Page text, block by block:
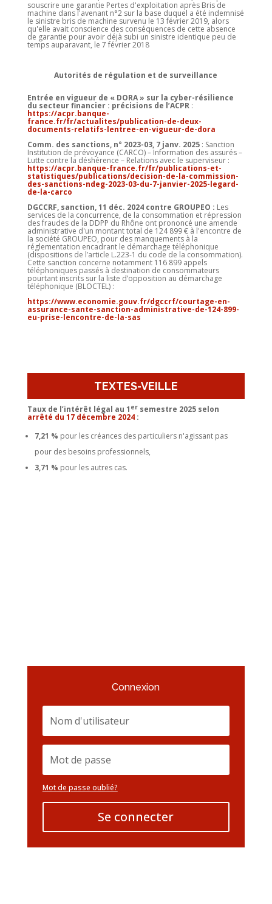
souscrire une garantie Pertes d'exploitation après Bris de
machine dans l'avenant n°2 sur la base duquel a été indemnisé
le sinistre bris de machine survenu le 13 février 2019, alors
qu'elle avait conscience des conséquences de cette absence
de garantie pour avoir déjà subi un sinistre identique peu de
temps auparavant, le 7 février 2018
Autorités de régulation et de surveillance
Entrée en vigueur de « DORA » sur la cyber-résilience
du secteur financier : précisions de l’ACPR:
https://acpr.banque-
france.fr/fr/actualites/publication-de-deux-
documents-relatifs-lentree-en-vigueur-de-dora
Comm. des sanctions, n° 2023-03, 7 janv. 2025: Sanction
Institution de prévoyance (CARCO) – Information des assurés –
Lutte contre la déshérence – Relations avec le superviseur :
https://acpr.banque-france.fr/fr/publications-et-
statistiques/publications/decision-de-la-commission-
des-sanctions-ndeg-2023-03-du-7-janvier-2025-legard-
de-la-carco
DGCCRF, sanction, 11 déc. 2024 contre GROUPEO : Les
services de la concurrence, de la consommation et répression
des fraudes de la DDPP du Rhône ont prononcé une amende
administrative d'un montant total de 124 899 € à l'encontre de
la société GROUPEO, pour des manquements à la
réglementation encadrant le démarchage téléphonique
(dispositions de l’article L.223-1 du code de la consommation).
Cette sanction concerne notamment 116 899 appels
téléphoniques passés à destination de consommateurs
pourtant inscrits sur la liste d’opposition au démarchage
téléphonique (BLOCTEL) :
https://www.economie.gouv.fr/dgccrf/courtage-en-
assurance-sante-sanction-administrative-de-124-899-
eu-prise-lencontre-de-la-sas
TEXTES-VEILLE
Taux de l’intérêt légal au 1 ersemestre 2025 selon
arrêté du 17 décembre 2024:
7,21 % pour les créances des particuliers n'agissant pas
pour des besoins professionnels,
3,71 % pour les autres cas.
Connexion
Mot de passe oublié?
Se connecter